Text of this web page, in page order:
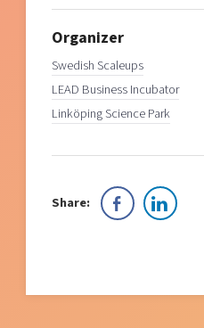
Organizer
Swedish Scaleups
LEAD Business Incubator
Linköping Science Park
Share: